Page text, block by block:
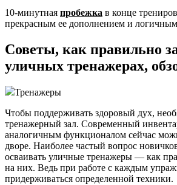
10-минутная пробежка в конце
прекрасным ее дополнением и
Советы, как правильно
уличных тренажерах,
Тренажеры
Чтобы поддерживать здоровый дух,
тренажерный зал. Современный
аналогичным функционалом сейчас
дворе. Наиболее частый вопрос
осваивать уличные тренажеры — как
на них. Ведь при работе с каждым
придерживаться определенной техники.